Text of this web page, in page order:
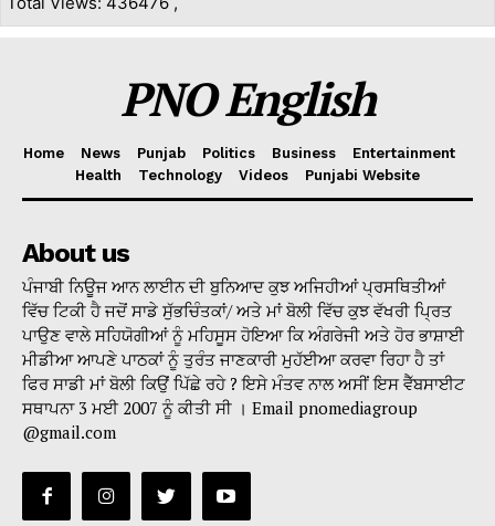
PNO English
Home News Punjab Politics Business
Entertainment
Health
Technology Videos Punjabi Website
About us
ਪੰਜਾਬੀ ਨਿਊਜ ਆਨ ਲਾਈਨ ਦੀ ਬੁਨਿਆਦ ਕੁਝ ਅਜਿਹੀਆਂ ਪ੍ਰਸਥਿਤੀਆਂ
ਵਿੱਚ ਟਿਕੀ ਹੈ ਜਦੋਂ ਸਾਡੇ ਸੁੱਭਚਿੰਤਕਾਂ/ ਅਤੇ ਮਾਂ ਬੋਲੀ ਵਿੱਚ ਕੁਝ ਵੱਖਰੀ ਪ੍ਰਿਤ
ਪਾਉਣ ਵਾਲੇ ਸਹਿਯੋਗੀਆਂ ਨੂੰ ਮਹਿਸੂਸ ਹੋਇਆ ਕਿ ਅੰਗਰੇਜੀ ਅਤੇ ਹੋਰ ਭਾਸ਼ਾਈ
ਮੀਡੀਆ ਆਪਣੇ ਪਾਠਕਾਂ ਨੂੰ ਤੁਰੰਤ ਜਾਣਕਾਰੀ ਮੁਹੱਈਆ ਕਰਵਾ ਰਿਹਾ ਹੈ ਤਾਂ
ਫਿਰ ਸਾਡੀ ਮਾਂ ਬੋਲੀ ਕਿਉਂ ਪਿੱਛੇ ਰਹੇ ? ਇਸੇ ਮੰਤਵ ਨਾਲ ਅਸੀਂ ਇਸ ਵੈੱਬਸਾਈਟ
ਸਥਾਪਨਾ 3 ਮਈ 2007 ਨੂੰ ਕੀਤੀ ਸੀ । Email pnomediagroup
@gmail.com